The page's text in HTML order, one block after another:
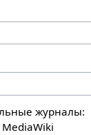
журналы: